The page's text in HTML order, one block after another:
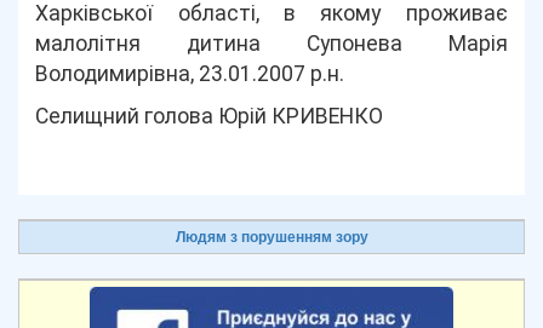
Харківської області, в якому проживає
малолітня дитина Супонева Марія
Володимирівна, 23.01.2007 р.н.
Селищний голова Юрій КРИВЕНКО
Людям з порушенням зору